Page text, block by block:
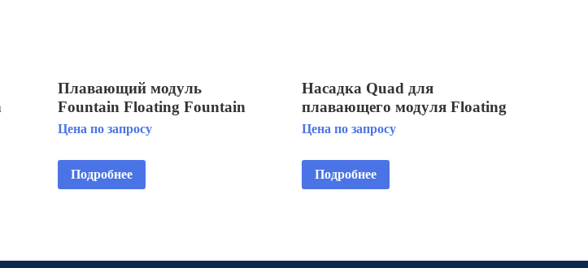
Плавающий модуль
Fountain Floating Fountain
Horizontal 1 HP
Цена по запросу
Подробнее
Насадка Quad для
плавающего модуля Floating
Display Aerator 3 HP
Цена по запросу
Подробнее